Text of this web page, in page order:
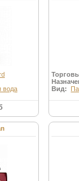
вода
Вид: